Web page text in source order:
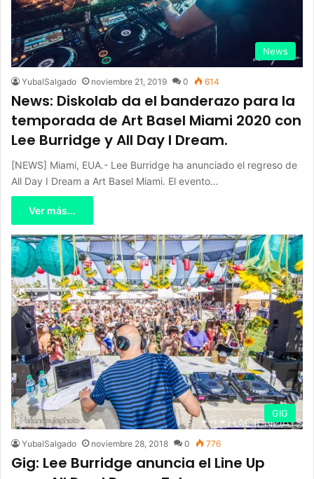
News
YubalSalgado noviembre 21, 2019 0 614
News: Diskolab da el banderazo para la
temporada de Art Basel Miami 2020 con
Lee Burridge y All Day I Dream.
[NEWS] Miami, EUA.- Lee Burridge ha anunciado el regreso de
All Day I Dream a Art Basel Miami. El evento…
Ver más...
GIG
YubalSalgado noviembre 28, 2018 0 776
Gig: Lee Burridge anuncia el Line Up